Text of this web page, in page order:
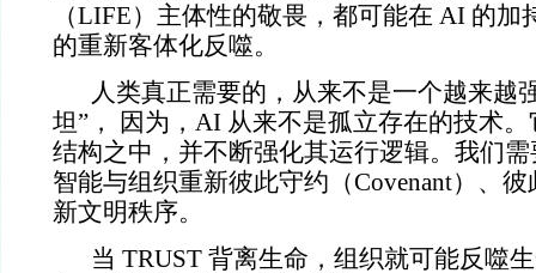
（LIFE）主体性的敬畏，都可能在 AI 的加
的重新客体化反噬。
人类真正需要的，从来不是一个越来越
坦”， 因为，AI 从来不是孤立存在的技术
结构之中，并不断强化其运行逻辑。我们
智能与组织重新彼此守约（Covenant）、
新文明秩序。
当 TRUST 背离生命，组织就可能反噬